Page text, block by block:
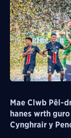
Mae Clwb Pêl-
hanes wrth
Cynghrair y